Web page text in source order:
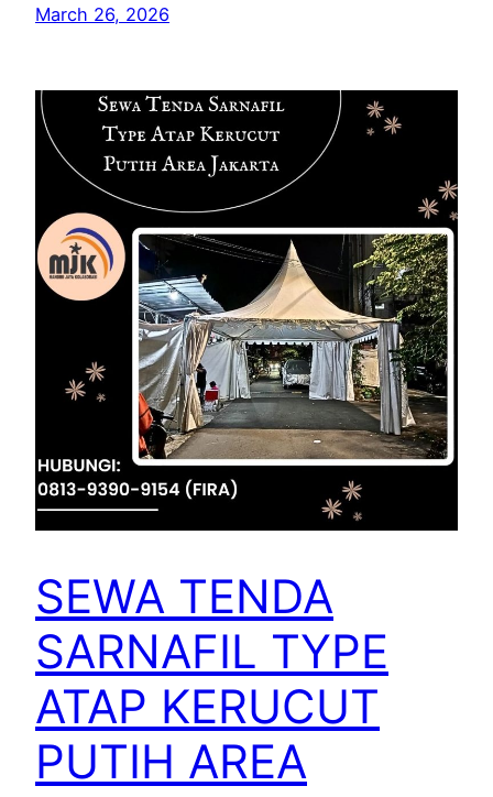
March 26, 2026
SEWA TENDA
SARNAFIL TYPE
ATAP KERUCUT
PUTIH AREA